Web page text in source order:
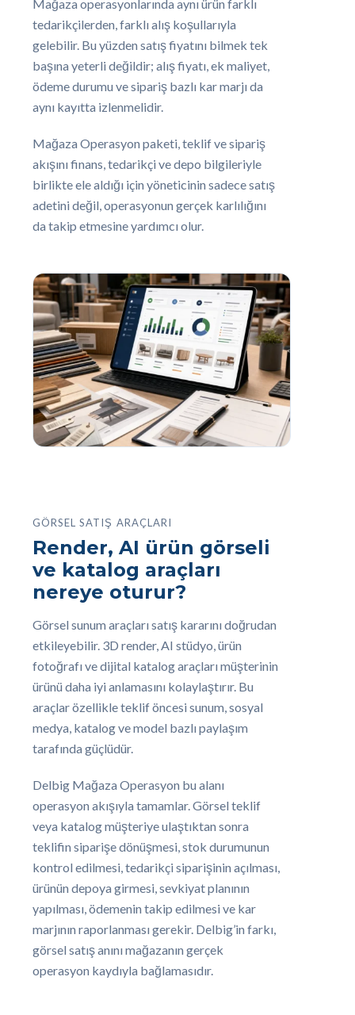
Mağaza operasyonlarında aynı ürün farklı
tedarikçilerden, farklı alış koşullarıyla
gelebilir. Bu yüzden satış fiyatını bilmek tek
başına yeterli değildir; alış fiyatı, ek maliyet,
ödeme durumu ve sipariş bazlı kar marjı da
aynı kayıtta izlenmelidir.
Mağaza Operasyon paketi, teklif ve sipariş
akışını finans, tedarikçi ve depo bilgileriyle
birlikte ele aldığı için yöneticinin sadece satış
adetini değil, operasyonun gerçek karlılığını
da takip etmesine yardımcı olur.
GÖRSEL SATIŞ ARAÇLARI
Render, AI ürün görseli
ve katalog araçları
nereye oturur?
Görsel sunum araçları satış kararını doğrudan
etkileyebilir. 3D render, AI stüdyo, ürün
fotoğrafı ve dijital katalog araçları müşterinin
ürünü daha iyi anlamasını kolaylaştırır. Bu
araçlar özellikle teklif öncesi sunum, sosyal
medya, katalog ve model bazlı paylaşım
tarafında güçlüdür.
Delbig Mağaza Operasyon bu alanı
operasyon akışıyla tamamlar. Görsel teklif
veya katalog müşteriye ulaştıktan sonra
teklifin siparişe dönüşmesi, stok durumunun
kontrol edilmesi, tedarikçi siparişinin açılması,
ürünün depoya girmesi, sevkiyat planının
yapılması, ödemenin takip edilmesi ve kar
marjının raporlanması gerekir. Delbig’in farkı,
görsel satış anını mağazanın gerçek
operasyon kaydıyla bağlamasıdır.